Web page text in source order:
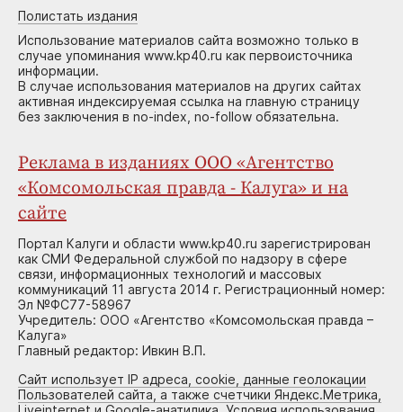
Полистать издания
Использование материалов сайта возможно только в
случае упоминания www.kp40.ru как первоисточника
информации.
В случае использования материалов на других сайтах
активная индексируемая ссылка на главную страницу
без заключения в no-index, no-follow обязательна.
Реклама в изданиях ООО «Агентство
«Комсомольская правда - Калуга» и на
сайте
Портал Калуги и области www.kp40.ru зарегистрирован
как СМИ Федеральной службой по надзору в сфере
связи, информационных технологий и массовых
коммуникаций 11 августа 2014 г. Регистрационный номер:
Эл №ФС77-58967
Учредитель: ООО «Агентство «Комсомольская правда –
Калуга»
Главный редактор: Ивкин В.П.
Сайт использует IP адреса, cookie, данные геолокации
Пользователей сайта, а также счетчики Яндекс.Метрика,